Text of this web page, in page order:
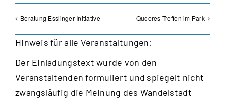
Beratung Esslinger Initiative Queeres Treffen im Park
Hinweis für alle Veranstaltungen:
Der Einladungstext wurde von den
Veranstaltenden formuliert und spiegelt nicht
zwangsläufig die Meinung des Wandelstadt